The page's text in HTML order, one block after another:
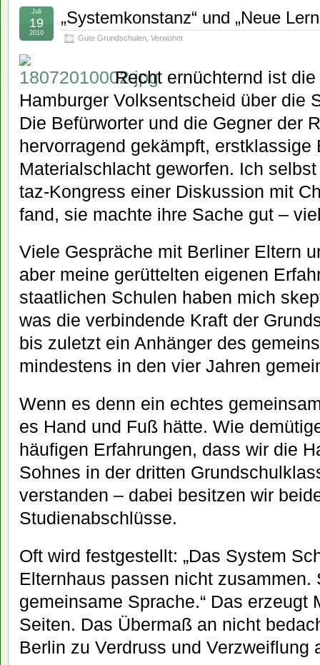
„Systemkonstanz“ und „Neue
Gute Grundschulen Verwöhnt
Juli
19
2010
Recht ernüchternd ist
Hamburger Volksentscheid über die
Die Befürworter und die Gegner der
hervorragend gekämpft, erstklassige
Materialschlacht geworfen. Ich
taz-Kongress einer Diskussion mit
fand, sie machte ihre Sache gut –
Viele Gespräche mit Berliner Eltern
aber meine gerüttelten eigenen
staatlichen Schulen haben mich
was die verbindende Kraft der
bis zuletzt ein Anhänger des
mindestens in den vier Jahren
Wenn es denn ein echtes
es Hand und Fuß hätte. Wie
häufigen Erfahrungen, dass wir die
Sohnes in der dritten
verstanden – dabei besitzen wir
Studienabschlüsse.
Oft wird festgestellt: „Das System
Elternhaus passen nicht zusammen.
gemeinsame Sprache.“ Das erzeugt
Seiten. Das Übermaß an nicht
Berlin zu Verdruss und Verzweiflung